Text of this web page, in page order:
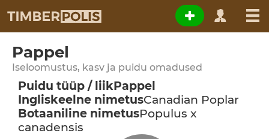
Pappel
Iseloomustus, kasv ja puidu omadused
Puidu tüüp / liikPappel
Ingliskeelne nimetusCanadian Poplar
Botaaniline nimetusPopulus x
canadensis